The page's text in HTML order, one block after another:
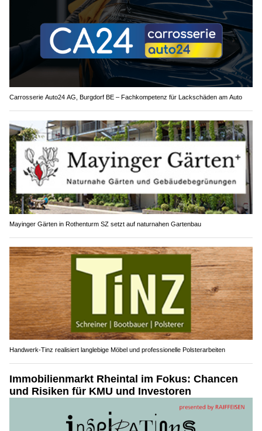
Carrosserie Auto24 AG, Burgdorf BE – Fachkompetenz für Lackschäden am Auto
Mayinger Gärten in Rothenturm SZ setzt auf naturnahen Gartenbau
Handwerk-Tinz realisiert langlebige Möbel und professionelle Polsterarbeiten
Immobilienmarkt Rheintal im Fokus: Chancen
und Risiken für KMU und Investoren